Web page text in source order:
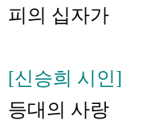
피의 십자가
[신승희 시인]
등대의 사랑